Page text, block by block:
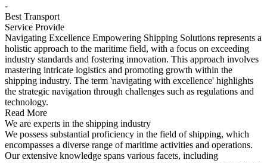
-
Best Transport
Service Provide
Navigating Excellence Empowering Shipping Solutions represents a
holistic approach to the maritime field, with a focus on exceeding
industry standards and fostering innovation. This approach involves
mastering intricate logistics and promoting growth within the
shipping industry. The term 'navigating with excellence' highlights
the strategic navigation through challenges such as regulations and
technology.
Read More
We are experts in the shipping industry
We possess substantial proficiency in the field of shipping, which
encompasses a diverse range of maritime activities and operations.
Our extensive knowledge spans various facets, including